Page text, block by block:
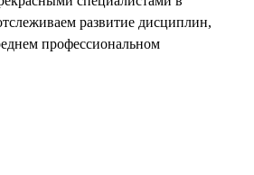
развитие дисциплин,
профессиональном